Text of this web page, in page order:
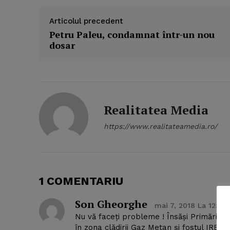
Articolul precedent
Petru Paleu, condamnat într-un nou
dosar
Realitatea Media
https://www.realitateamedia.ro/
1 COMENTARIU
Son Gheorghe mai 7, 2018 La 12:45
Nu vă faceți probleme ! Însăși Primăria
în zona clădirii Gaz Metan și fostul IRE